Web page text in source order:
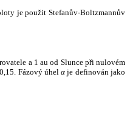
je použit Stefanův-Boltzmannův
a 1 au od Slunce při nulovém
Fázový úhelα je definován jako